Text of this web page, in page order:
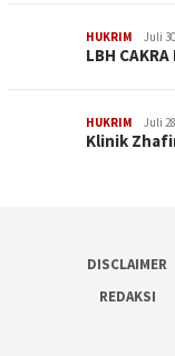
HUKRIM Juli
LBH
HUKRIM Juli
Klinik
DISCLAIMER
REDAKSI